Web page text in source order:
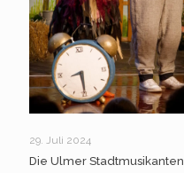
29. Juli 2024
Die Ulmer Stadtmusikanten